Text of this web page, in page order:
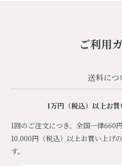
ご利用
送料につ
1万円（税込）以上お
1回のご注文につき、全国一律660
10,000円（税込）以上お買い上げ
す。